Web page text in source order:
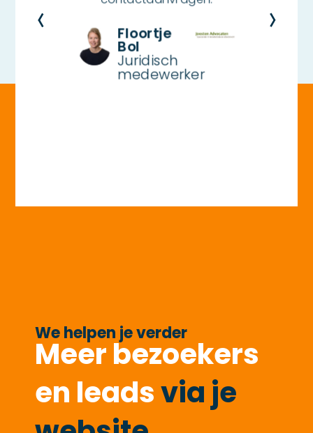
Floortje
Bol
Juridisch
medewerker
We helpen je verder
Meer bezoekers
en leadsvia je